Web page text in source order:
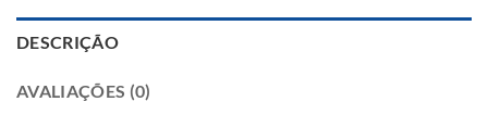
DESCRIÇÃO
AVALIAÇÕES (0)